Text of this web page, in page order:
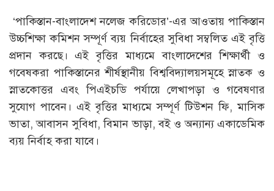
‘পাকিস্তান-বাংলাদেশ নলেজ করিডোর’-এর আওতায় পাকিস্তান
উচ্চশিক্ষা কমিশন সম্পূর্ণ ব্যয় নির্বাহের সুবিধা সম্বলিত এই বৃত্তি
প্রদান করছে। এই বৃত্তির মাধ্যমে বাংলাদেশের শিক্ষার্থী ও
গবেষকরা পাকিস্তানের শীর্ষস্থানীয় বিশ্ববিদ্যালয়সমূহে স্নাতক ও
স্নাতকোত্তর এবং পিএইচডি পর্যায়ে লেখাপড়া ও গবেষণার
সুযোগ পাবেন। এই বৃত্তির মাধ্যমে সম্পূর্ণ টিউশন ফি, মাসিক
ভাতা, আবাসন সুবিধা, বিমান ভাড়া, বই ও অন্যান্য একাডেমিক
ব্যয় নির্বাহ করা যাবে।